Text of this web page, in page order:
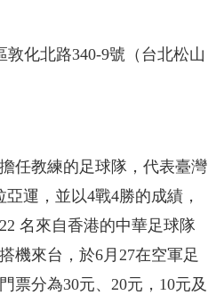
化北路340-9號（台北松山
任教練的足球隊，代表臺灣
運，並以4戰4勝的成績，
名來自香港的中華足球隊
機來台，於6月27在空軍足
票分為30元、20元，10元及